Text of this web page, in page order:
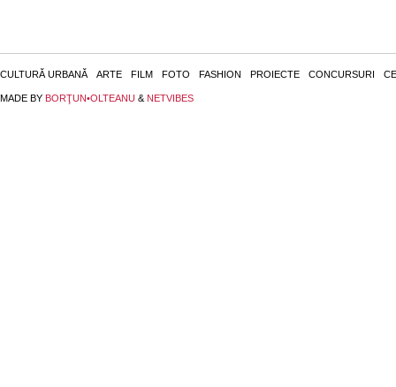
CULTURĂ URBANĂ ARTE FILM FOTO FASHION PROIECTE CONCURSURI
MADE BY BORŢUN•OLTEANU & NETVIBES